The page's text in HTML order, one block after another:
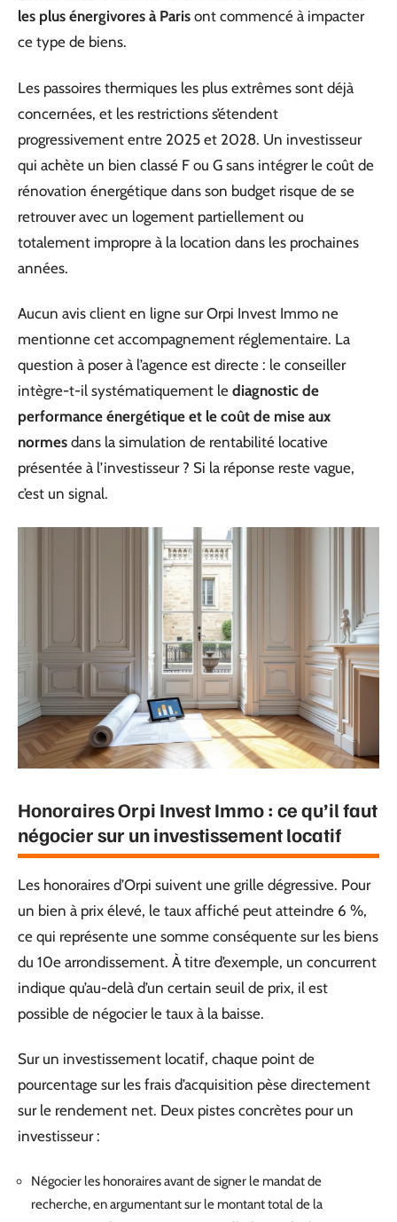
les plus énergivores à Paris ont commencé à impacter
ce type de biens.
Les passoires thermiques les plus extrêmes sont déjà
concernées, et les restrictions s’étendent
progressivement entre 2025 et 2028. Un investisseur
qui achète un bien classé F ou G sans intégrer le coût de
rénovation énergétique dans son budget risque de se
retrouver avec un logement partiellement ou
totalement impropre à la location dans les prochaines
années.
Aucun avis client en ligne sur Orpi Invest Immo ne
mentionne cet accompagnement réglementaire. La
question à poser à l’agence est directe : le conseiller
intègre-t-il systématiquement le diagnostic de
performance énergétique et le coût de mise aux
normes dans la simulation de rentabilité locative
présentée à l’investisseur ? Si la réponse reste vague,
c’est un signal.
Honoraires Orpi Invest Immo : ce qu’il faut
négocier sur un investissement locatif
Les honoraires d’Orpi suivent une grille dégressive. Pour
un bien à prix élevé, le taux affiché peut atteindre 6 %,
ce qui représente une somme conséquente sur les biens
du 10e arrondissement. À titre d’exemple, un concurrent
indique qu’au-delà d’un certain seuil de prix, il est
possible de négocier le taux à la baisse.
Sur un investissement locatif, chaque point de
pourcentage sur les frais d’acquisition pèse directement
sur le rendement net. Deux pistes concrètes pour un
investisseur :
Négocier les honoraires avant de signer le mandat de
recherche, en argumentant sur le montant total de la